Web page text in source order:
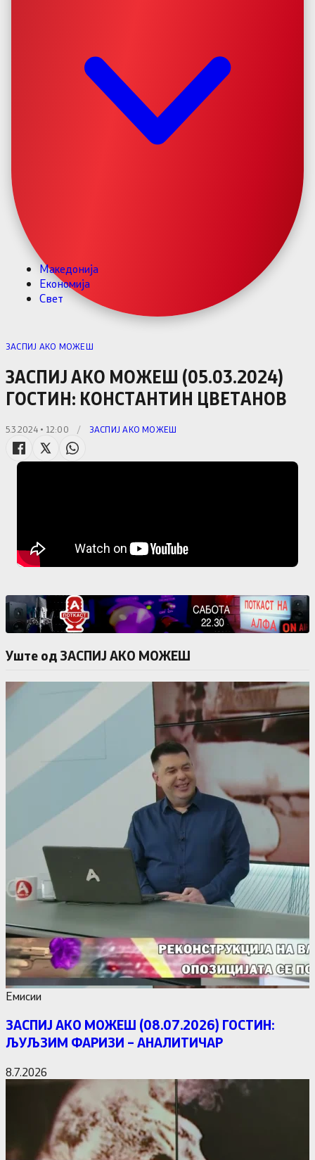
Македонија
Економија
Свет
ЗАСПИЈ АКО МОЖЕШ
ЗАСПИЈ АКО МОЖЕШ (05.03.2024)
ГОСТИН: КОНСТАНТИН ЦВЕТАНОВ
5.3.2024 • 12:00 / ЗАСПИЈ АКО МОЖЕШ
Уште од ЗАСПИЈ АКО МОЖЕШ
Емисии
ЗАСПИЈ АКО МОЖЕШ (08.07.2026) ГОСТИН:
ЉУЉЗИМ ФАРИЗИ – АНАЛИТИЧАР
8.7.2026